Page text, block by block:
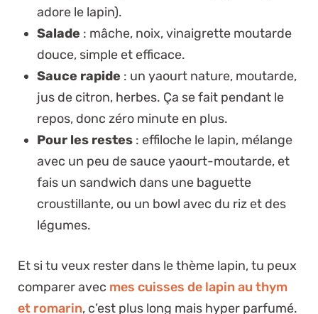
adore le lapin).
Salade : mâche, noix, vinaigrette moutarde
douce, simple et efficace.
Sauce rapide : un yaourt nature, moutarde,
jus de citron, herbes. Ça se fait pendant le
repos, donc zéro minute en plus.
Pour les restes : effiloche le lapin, mélange
avec un peu de sauce yaourt-moutarde, et
fais un sandwich dans une baguette
croustillante, ou un bowl avec du riz et des
légumes.
Et si tu veux rester dans le thème lapin, tu peux
comparer avec mes cuisses de lapin au thym
et romarin, c’est plus long mais hyper parfumé.